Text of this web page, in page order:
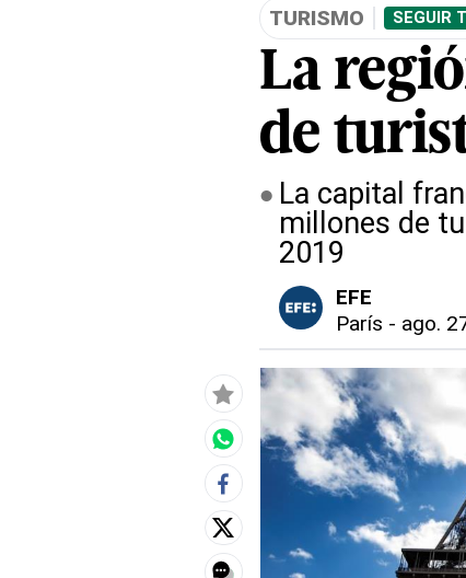
TURISMO SEGUIR
La
de
La capital
millones de
2019
EFE
París - ago.